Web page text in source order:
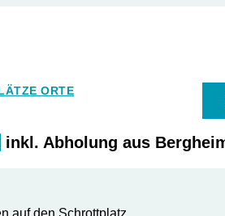
ORTE
inkl. Abholung aus